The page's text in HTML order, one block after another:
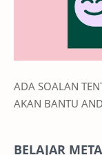
ADA SOALAN
AKAN BANTU
BELAJAR